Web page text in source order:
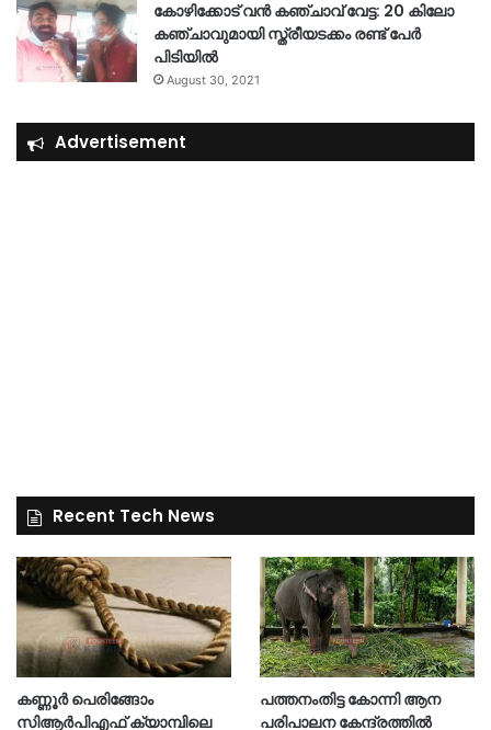
കോഴിക്കോട് വൻ കഞ്ചാവ് വേട്ട: 20 കിലോ
കഞ്ചാവുമായി സ്ത്രീയടക്കം രണ്ട് പേർ
പിടിയിൽ
August 30, 2021
Advertisement
Recent Tech News
കണ്ണൂർ പെരിങ്ങോം
സിആർപിഎഫ് ക്യാമ്പിലെ
പത്തനംതിട്ട കോന്നി ആന
പരിപാലന കേന്ദ്രത്തിൽ